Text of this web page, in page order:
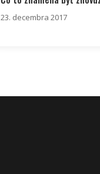
23. decembra 2017